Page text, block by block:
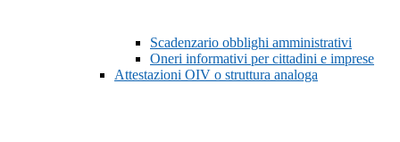
Scadenzario obblighi amministrativi
Oneri informativi per cittadini e imprese
Attestazioni OIV o struttura analoga